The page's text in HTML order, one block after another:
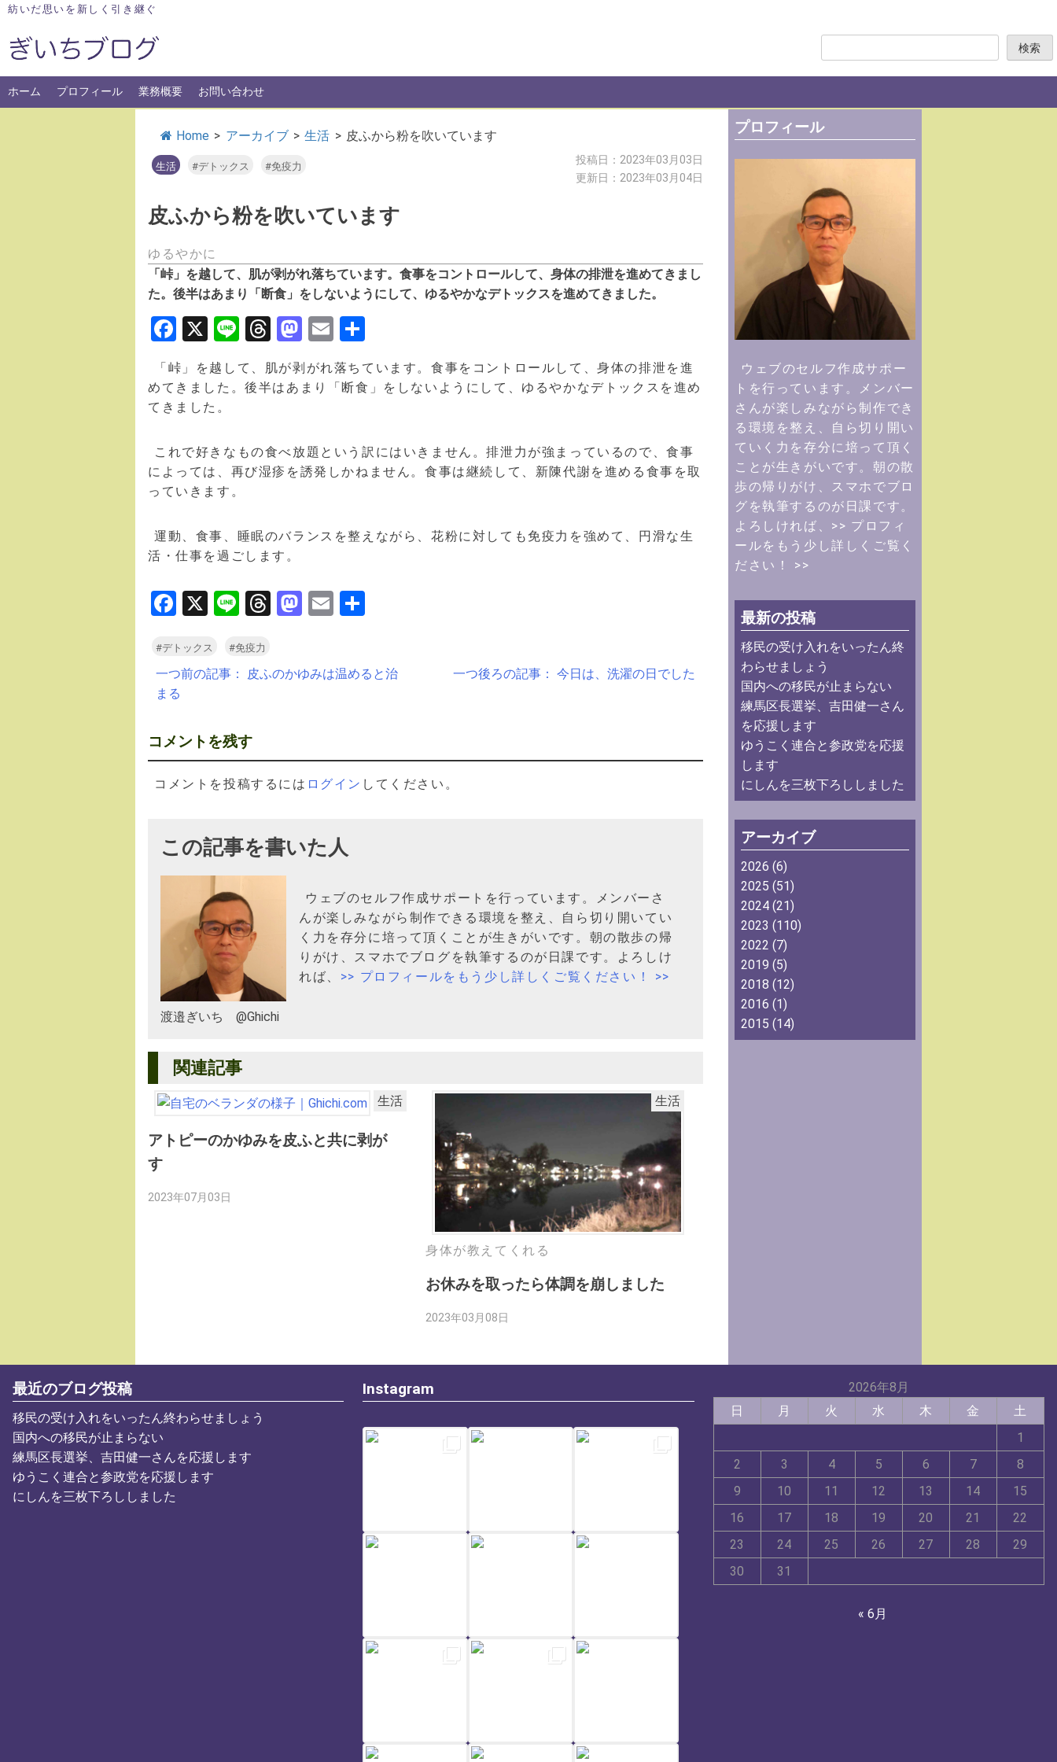
Skip
content
紡いだ思いを新しく引き継ぐ
索
検索
ホーム プロフィール 業務概要 お問い合わせ
Home > アーカイブ > 生活 > 皮ふから粉を吹いています
投稿日：2023年03月03日
更新日：2023年03月04日
生活 #デトックス #免疫力
皮ふから粉を吹いています
ゆるやかに
「峠」を越して、肌が剥がれ落ちています。食事をコントロールして、身体の排泄を進めてきまし
た。後半はあまり「断食」をしないようにして、ゆるやかなデトックスを進めてきました。
Facebook
X LineThreads
Mastodon
Email
「峠」を越して、肌が剥がれ落ちています。食事をコントロールして、身体の排泄を進
めてきました。後半はあまり「断食」をしないようにして、ゆるやかなデトックスを進め
てきました。
これで好きなもの食べ放題という訳にはいきません。排泄力が強まっているので、食事
によっては、再び湿疹を誘発しかねません。食事は継続して、新陳代謝を進める食事を取
っていきます。
運動、食事、睡眠のバランスを整えながら、花粉に対しても免疫力を強めて、円滑な生
活・仕事を過ごします。
Facebook
X LineThreads
Mastodon
Email
#デトックス #免疫力
投
稿
ビ
ゲ
シ
一つ後ろの記事： 今日は、洗濯の日でした
一つ前の記事：
皮ふのかゆみは温めると治
まる
コメントを残す
コメントを投稿するには ログイン してください。
この記事を書いた人
渡邉ぎいち @Ghichi
ウェブのセルフ作成サポートを行っています。メンバーさ
んが楽しみながら制作できる環境を整え、自ら切り開いてい
く力を存分に培って頂くことが生きがいです。朝の散歩の帰
りがけ、スマホでブログを執筆するのが日課です。よろしけ
れば、 >> プロフィールをもう少し詳しくご覧ください！ >>
関連記事
アトピーのかゆみを皮ふと共に剥が
す
2023年07月03日
生活
身体が教えてくれる
お休みを取ったら体調を崩しました
2023年03月08日
生活
プロフィール
ウェブのセルフ作成サポー
トを行っています。メンバー
さんが楽しみながら制作でき
る環境を整え、自ら切り開い
ていく力を存分に培って頂く
ことが生きがいです。朝の散
歩の帰りがけ、スマホでブロ
グを執筆するのが日課です。
よろしければ、 >> プロフィ
ールをもう少し詳しくご覧く
ださい！ >>
最新の投稿
移民の受け入れをいったん終
わらせましょう
国内への移民が止まらない
練馬区長選挙、吉田健一さん
を応援します
ゆうこく連合と参政党を応援
します
にしんを三枚下ろししました
アーカイブ
2026 (6)
2025 (51)
2024(21)
2023 (110)
2022 (7)
2019 (5)
2018 (12)
2016 (1)
2015 (14)
最近のブログ投稿
移民の受け入れをいったん終わらせましょう
国内への移民が止まらない
練馬区長選挙、吉田健一さんを応援します
ゆうこく連合と参政党を応援します
にしんを三枚下ろししました
Instagram
2026年8月
日
月 火 水 木 金
土
1
2
3 4 5 6 7
8
9
10 11 12 13 14
15
16
17 18 19 20 21
22
23
24 25 26 27 28
29
30
31
« 6月